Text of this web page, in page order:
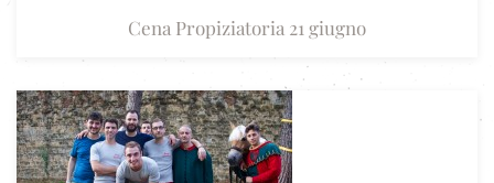
Cena Propiziatoria 21 giugno